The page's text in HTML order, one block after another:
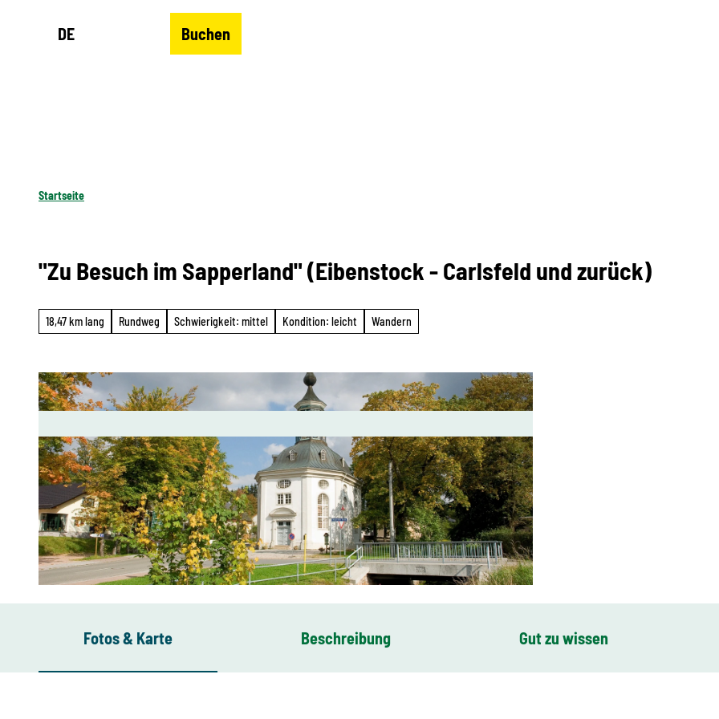
DE Buchen
Startseite
"Zu Besuch im Sapperland" (Eibenstock - Carlsfeld und zurück)
18,47 km lang Rundweg Schwierigkeit: mittel Kondition: leicht Wandern
Fotos & Karte Beschreibung Gut zu wissen